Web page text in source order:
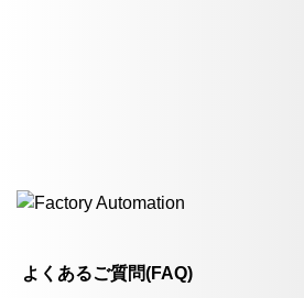
よくあるご質問(FAQ)